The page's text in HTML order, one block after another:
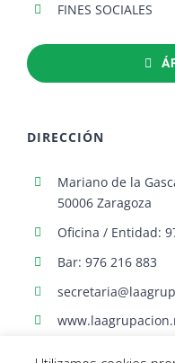
FINES SOCIALES
DIRECCIÓN
Mariano de la
50006 Zaragoza
Oficina / Entidad:
Bar: 976 216 883